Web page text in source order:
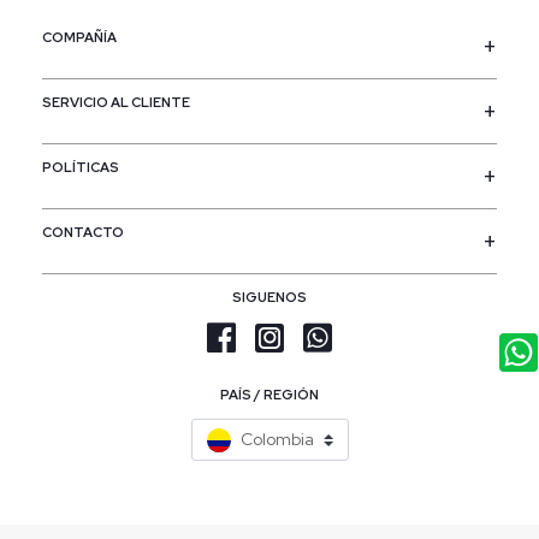
COMPAÑÍA
SERVICIO AL CLIENTE
POLÍTICAS
SIGUENOS
PAÍS / REGIÓN
Colombia
CONTACTO